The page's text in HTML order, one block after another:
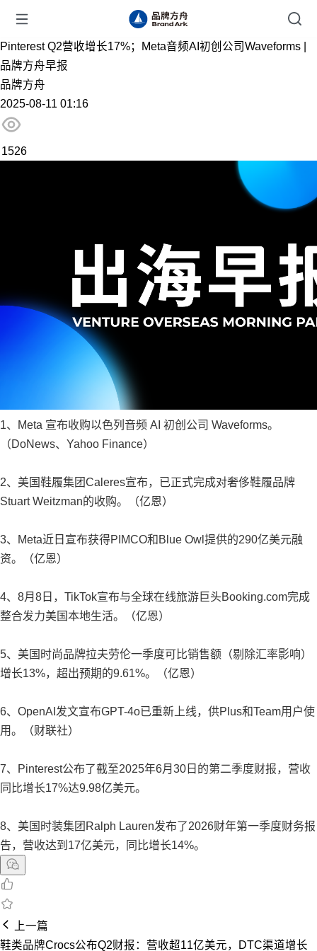
Pinterest Q2营收增长17%；Meta音频AI初创公司Waveforms |
品牌方舟早报
品牌方舟
2025-08-11 01:16
1526
1、Meta 宣布收购以色列音频 AI 初创公司 Waveforms。
（DoNews、Yahoo Finance）
2、美国鞋履集团Caleres宣布，已正式完成对奢侈鞋履品牌
Stuart Weitzman的收购。（亿恩）
3、Meta近日宣布获得PIMCO和Blue Owl提供的290亿美元融
资。（亿恩）
4、8月8日，TikTok宣布与全球在线旅游巨头Booking.com完成
整合发力美国本地生活。（亿恩）
5、美国时尚品牌拉夫劳伦一季度可比销售额（剔除汇率影响）
增长13%，超出预期的9.61%。（亿恩）
6、OpenAI发文宣布GPT-4o已重新上线，供Plus和Team用户使
用。（财联社）
7、Pinterest公布了截至2025年6月30日的第二季度财报，营收
同比增长17%达9.98亿美元。
8、美国时装集团Ralph Lauren发布了2026财年第一季度财务报
告，营收达到17亿美元，同比增长14%。
上一篇
鞋类品牌Crocs公布Q2财报：营收超11亿美元，DTC渠道增长